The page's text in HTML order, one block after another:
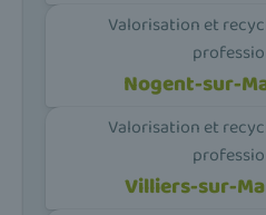
Valorisation et
Nogent-sur-
Valorisation et
Villiers-sur-